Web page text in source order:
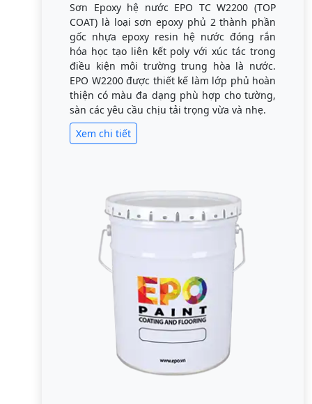
Sơn Epoxy hệ nước EPO TC W2200 (TOP
COAT) là loại sơn epoxy phủ 2 thành phần
gốc nhựa epoxy resin hệ nước đóng rắn
hóa học tạo liên kết poly với xúc tác trong
điều kiện môi trường trung hòa là nước.
EPO W2200 được thiết kế làm lớp phủ hoàn
thiện có màu đa dạng phù hợp cho tường,
sàn các yêu cầu chịu tải trọng vừa và nhẹ.
Xem chi tiết